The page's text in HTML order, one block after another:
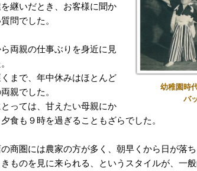
幼稚園時
バ
継いだとき、お客様に聞か
問でした。
両親の仕事ぶりを身近に見
まで、年中休みはほとんど
親でした。
っては、甘えたい母親にか
食も９時を過ぎることもざらでした。
商圏には農家の方が多く、朝早くから日が落
ものを見に来られる、というスタイルが、一般